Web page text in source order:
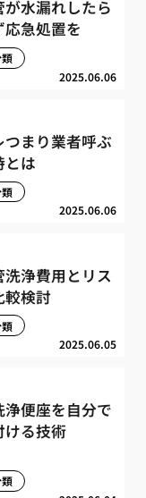
が水漏れしたら
応急処置を
2025.06.06
つまり業者呼ぶ
とは
2025.06.06
洗浄費用とリス
較検討
2025.06.05
浄便座を自分で
ける技術